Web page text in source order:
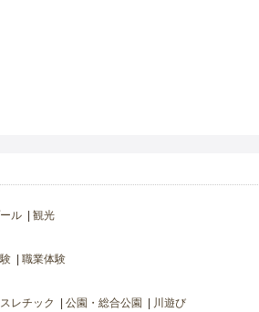
ル 観光
職業体験
レチック 公園・総合公園 川遊び